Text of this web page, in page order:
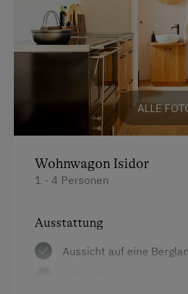
ALLE
Wohnwagon Isidor
1 - 4 Personen
Ausstattung
Aussicht auf eine